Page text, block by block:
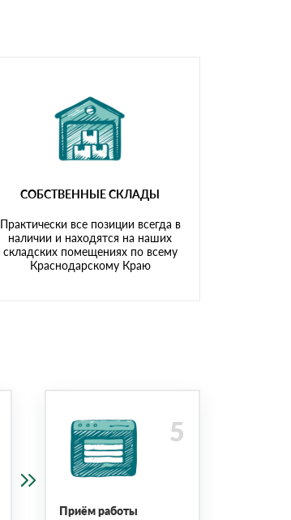
СОБСТВЕННЫЕ СКЛАДЫ
Практически все позиции всегда в
наличии и находятся на наших
складских помещениях по всему
Краснодарскому Краю
Приём работы